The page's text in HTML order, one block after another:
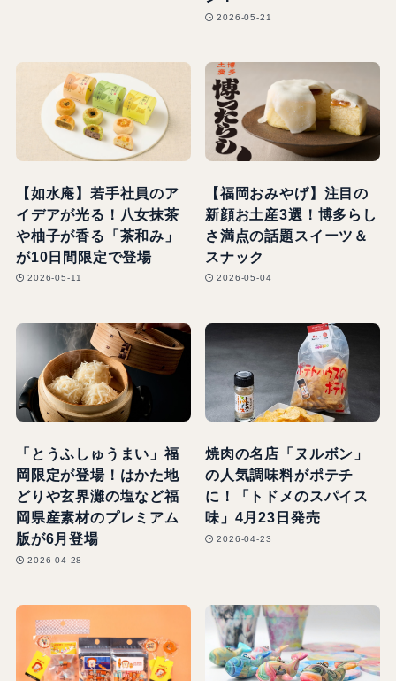
2026-05-21
【如水庵】若手社員のア
イデアが光る！八女抹茶
や柚子が香る「茶和み」
が10日間限定で登場
2026-05-11
【福岡おみやげ】注目の
新顔お土産3選！博多らし
さ満点の話題スイーツ＆
スナック
2026-05-04
「とうふしゅうまい」福
岡限定が登場！はかた地
どりや玄界灘の塩など福
岡県産素材のプレミアム
版が6月登場
2026-04-28
焼肉の名店「ヌルボン」
の人気調味料がポテチ
に！「トドメのスパイス
味」4月23日発売
2026-04-23